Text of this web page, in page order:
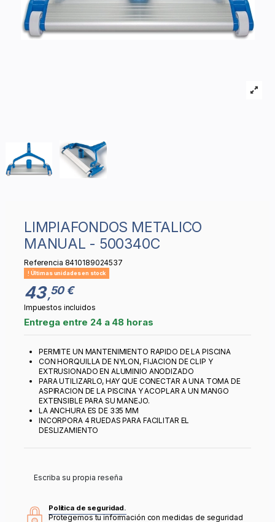
LIMPIAFONDOS METALICO
MANUAL - 500340C
Referencia 8410189024537
Últimas unidades en stock
43 ,50 €
Impuestos incluidos
Entrega entre 24 a 48 horas
PERMITE UN MANTENIMIENTO RAPIDO DE LA PISCINA
CON HORQUILLA DE NYLON, FIJACION DE CLIP Y
EXTRUSIONADO EN ALUMINIO ANODIZADO
PARA UTILIZARLO, HAY QUE CONECTAR A UNA TOMA DE
ASPIRACION DE LA PISCINA Y ACOPLAR A UN MANGO
EXTENSIBLE PARA SU MANEJO.
LA ANCHURA ES DE 335 MM
INCORPORA 4 RUEDAS PARA FACILITAR EL
DESLIZAMIENTO
Escriba su propia reseña
Política de seguridad.
Protegemos tu información con medidas de seguridad